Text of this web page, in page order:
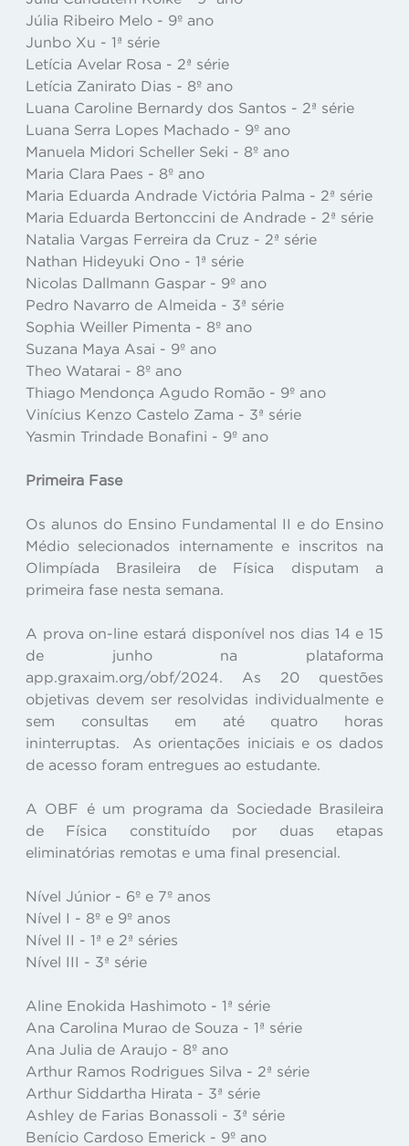
Júlia Ribeiro Melo - 9º ano
Junbo Xu - 1ª série
Letícia Avelar Rosa - 2ª série
Letícia Zanirato Dias - 8º ano
Luana Caroline Bernardy dos Santos - 2ª série
Luana Serra Lopes Machado - 9º ano
Manuela Midori Scheller Seki - 8º ano
Maria Clara Paes - 8º ano
Maria Eduarda Andrade Victória Palma - 2ª série
Maria Eduarda Bertonccini de Andrade - 2ª série
Natalia Vargas Ferreira da Cruz - 2ª série
Nathan Hideyuki Ono - 1ª série
Nicolas Dallmann Gaspar - 9º ano
Pedro Navarro de Almeida - 3ª série
Sophia Weiller Pimenta - 8º ano
Suzana Maya Asai - 9º ano
Theo Watarai - 8º ano
Thiago Mendonça Agudo Romão - 9º ano
Vinícius Kenzo Castelo Zama - 3ª série
Yasmin Trindade Bonafini - 9º ano
Primeira Fase
Os alunos do Ensino Fundamental II e do Ensino
Médio selecionados internamente e inscritos na
Olimpíada Brasileira de Física disputam a
primeira fase nesta semana.
A prova on-line estará disponível nos dias 14 e 15
de junho na plataforma
app.graxaim.org/obf/2024. As 20 questões
objetivas devem ser resolvidas individualmente e
sem consultas em até quatro horas
ininterruptas. As orientações iniciais e os dados
de acesso foram entregues ao estudante.
A OBF é um programa da Sociedade Brasileira
de Física constituído por duas etapas
eliminatórias remotas e uma final presencial.
Nível Júnior - 6º e 7º anos
Nível I - 8º e 9º anos
Nível II - 1ª e 2ª séries
Nível III - 3ª série
Aline Enokida Hashimoto - 1ª série
Ana Carolina Murao de Souza - 1ª série
Ana Julia de Araujo - 8º ano
Arthur Ramos Rodrigues Silva - 2ª série
Arthur Siddartha Hirata - 3ª série
Ashley de Farias Bonassoli - 3ª série
Benício Cardoso Emerick - 9º ano